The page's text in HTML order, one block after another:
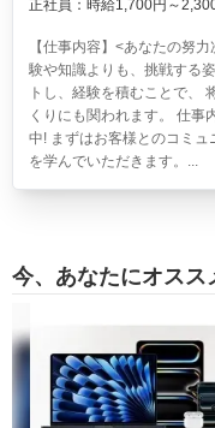
正社員：時給1,700円～
【仕事内容】<あなたの努
験や知識よりも、挑戦する
トし、経験を積むことで、
くりにも関われます。 仕事
中! まずはお客様とのコミ
を学んでいただきます。...
今、あなたにオスス